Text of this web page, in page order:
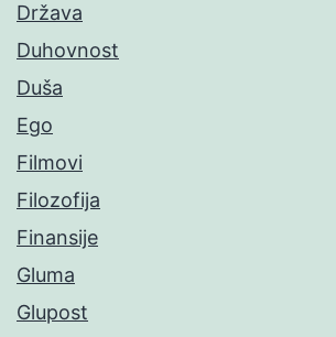
Država
Duhovnost
Duša
Ego
Filmovi
Filozofija
Finansije
Gluma
Glupost